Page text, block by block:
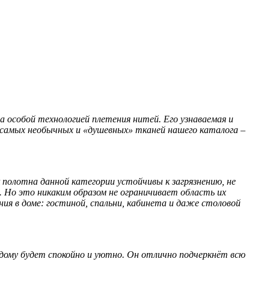
технологией плетения нитей. Его узнаваемая и
необычных и «душевных» тканей нашего каталога –
данной категории устойчивы к загрязнению, не
это никаким образом не ограничивает область их
в доме: гостиной, спальни, кабинета и даже столовой
будет спокойно и уютно. Он отлично подчеркнёт всю